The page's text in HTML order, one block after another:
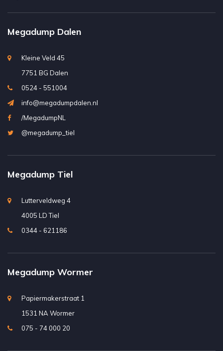
Megadump Dalen
Kleine Veld 45
7751 BG Dalen
0524 - 551004
info@megadumpdalen.nl
/MegadumpNL
@megadump_tiel
Megadump Tiel
Lutterveldweg 4
4005 LD Tiel
0344 - 621186
Megadump Wormer
Papiermakerstraat 1
1531 NA Wormer
075 - 74 000 20